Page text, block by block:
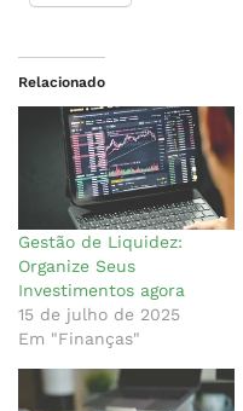
Relacionado
Gestão de Liquidez:
Organize Seus
Investimentos agora
15 de julho de 2025
Em "Finanças"